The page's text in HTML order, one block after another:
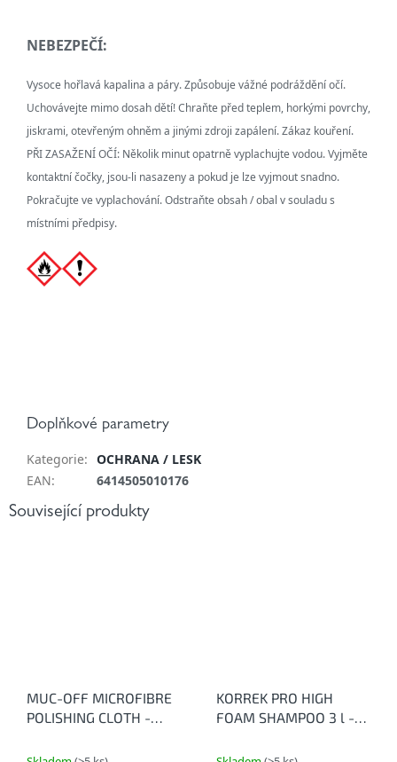
NEBEZPEČÍ:
Vysoce hořlavá kapalina a páry. Způsobuje vážné podráždění očí.
Uchovávejte mimo dosah dětí! Chraňte před teplem, horkými povrchy,
jiskrami, otevřeným ohněm a jinými zdroji zapálení. Zákaz kouření.
PŘI ZASAŽENÍ OČÍ: Několik minut opatrně vyplachujte vodou. Vyjměte
kontaktní čočky, jsou-li nasazeny a pokud je lze vyjmout snadno.
Pokračujte ve vyplachování. Odstraňte obsah / obal v souladu s
místními předpisy.
Doplňkové parametry
Kategorie: OCHRANA / LESK
EAN: 6414505010176
Související produkty
MUC-OFF MICROFIBRE
POLISHING CLOTH -
KORREK PRO HIGH
FOAM SHAMPOO 3 l -
autošampon